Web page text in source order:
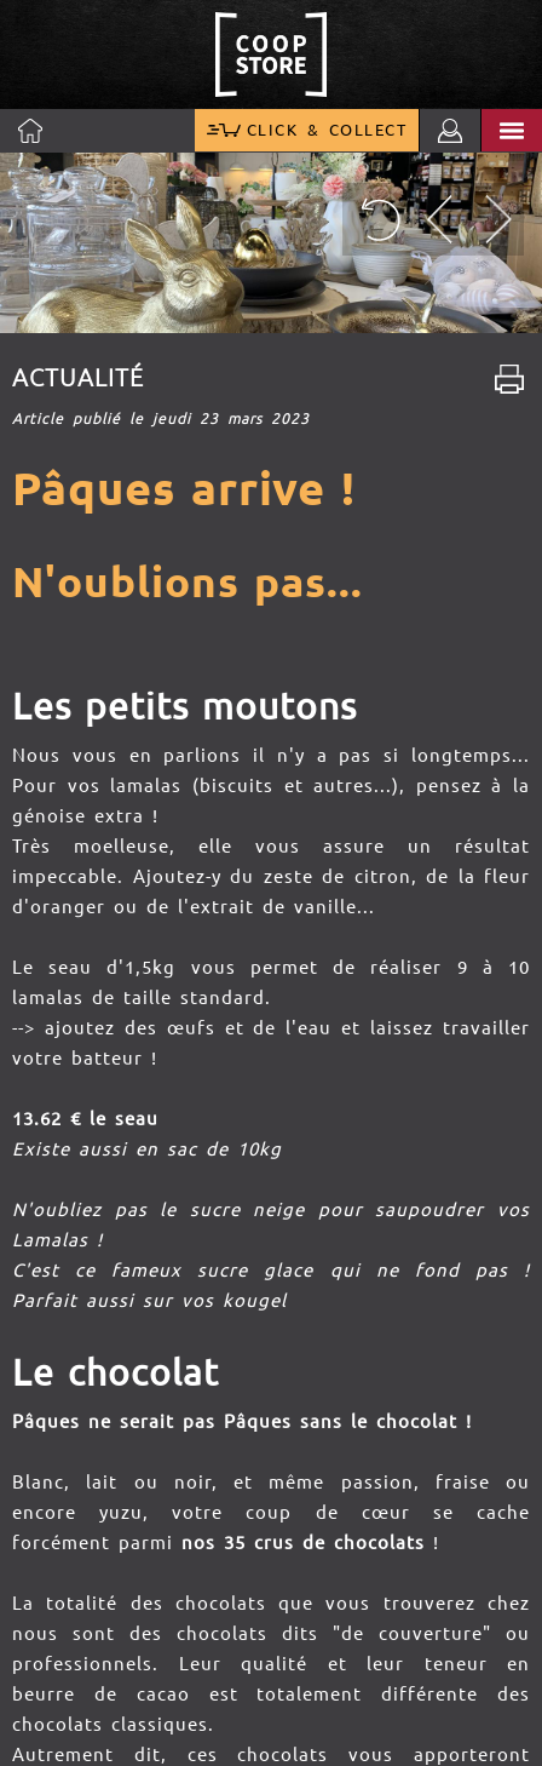
CLICK & COLLECT
ACTUALITÉ
Article publié le jeudi 23 mars 2023
Pâques arrive !
N'oublions pas...
Les petits moutons
Nous vous en parlions il n'y a pas si longtemps...
Pour vos lamalas (biscuits et autres...), pensez à la
génoise extra !
Très moelleuse, elle vous assure un résultat
impeccable. Ajoutez-y du zeste de citron, de la fleur
d'oranger ou de l'extrait de vanille...
Le seau d'1,5kg vous permet de réaliser 9 à 10
lamalas de taille standard.
--> ajoutez des œufs et de l'eau et laissez travailler
votre batteur !
13.62 € le seau
Existe aussi en sac de 10kg
N'oubliez pas le sucre neige pour saupoudrer vos
Lamalas !
C'est ce fameux sucre glace qui ne fond pas !
Parfait aussi sur vos kougel
Le chocolat
Pâques ne serait pas Pâques sans le chocolat !
Blanc, lait ou noir, et même passion, fraise ou
encore yuzu, votre coup de cœur se cache
forcément parmi nos 35 crus de chocolats !
La totalité des chocolats que vous trouverez chez
nous sont des chocolats dits "de couverture" ou
professionnels. Leur qualité et leur teneur en
beurre de cacao est totalement différente des
chocolats classiques.
Autrement dit, ces chocolats vous apporteront